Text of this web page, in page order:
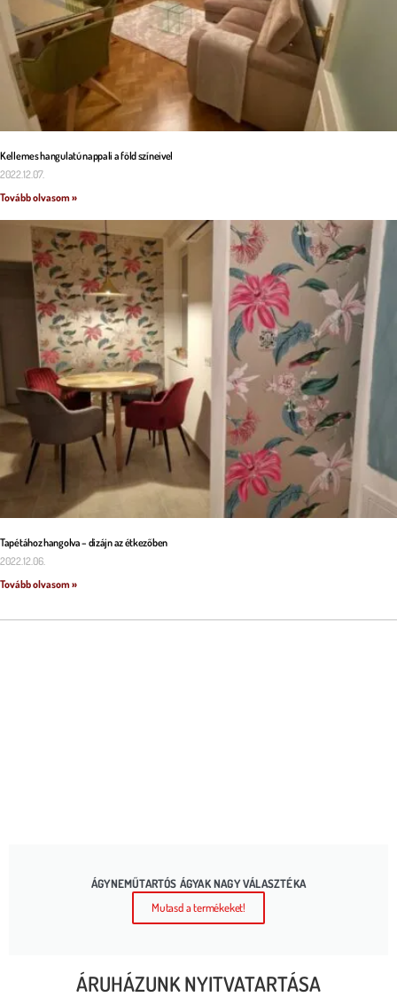
Kellemes hangulatú nappali a föld színeivel
2022.12.07.
Tovább olvasom »
Tapétához hangolva – dizájn az étkezőben
2022.12.06.
Tovább olvasom »
ÁGYNEMŰTARTÓS ÁGYAK NAGY VÁLASZTÉKA
Mutasd a termékeket!
ÁRUHÁZUNK NYITVATARTÁSA